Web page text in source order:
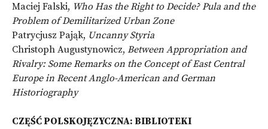
Maciej Falski, Who Has the Right to Decide? Pula and the
Problem of Demilitarized Urban Zone
Patrycjusz Pająk, Uncanny Styria
Christoph Augustynowicz, Between Appropriation and
Rivalry: Some Remarks on the Concept of East Central
Europe in Recent Anglo-American and German
Historiography
CZĘŚĆ POLSKOJĘZYCZNA: BIBLIOTEKI